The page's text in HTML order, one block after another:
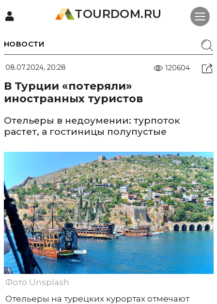
TOURDOM.RU
НОВОСТИ
08.07.2024, 20:28 120604
В Турции «потеряли»
иностранных туристов
Отельеры в недоумении: турпоток
растет, а гостиницы полупустые
Фото Unsplash
Отельеры на турецких курортах отмечают